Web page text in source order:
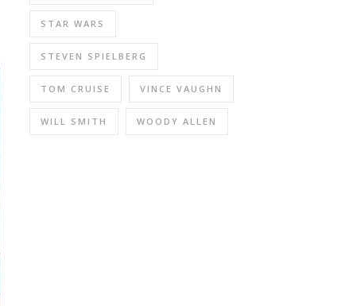
STAR WARS
STEVEN SPIELBERG
TOM CRUISE VINCE VAUGHN
WILL SMITH WOODY ALLEN